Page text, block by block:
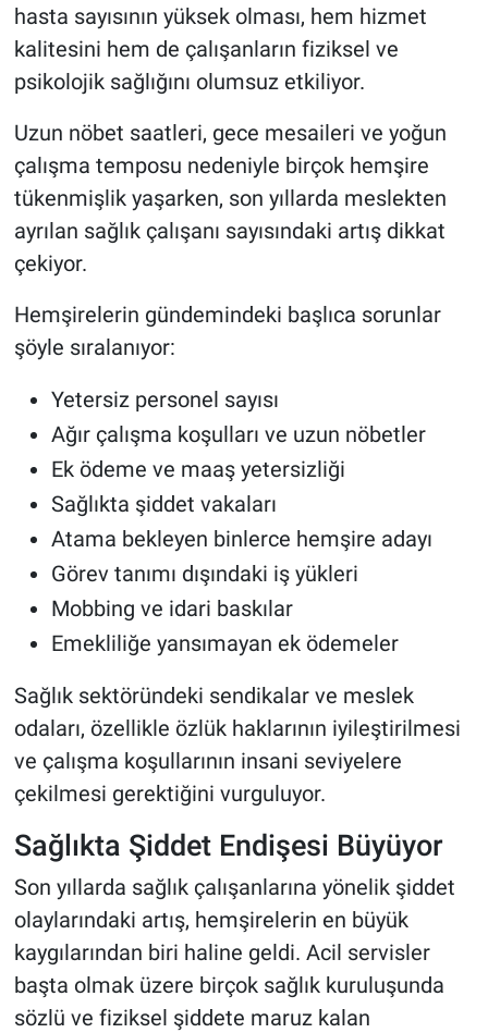
hasta sayısının yüksek olması, hem hizmet
kalitesini hem de çalışanların fiziksel ve
psikolojik sağlığını olumsuz etkiliyor.
Uzun nöbet saatleri, gece mesaileri ve yoğun
çalışma temposu nedeniyle birçok hemşire
tükenmişlik yaşarken, son yıllarda meslekten
ayrılan sağlık çalışanı sayısındaki artış dikkat
çekiyor.
Hemşirelerin gündemindeki başlıca sorunlar
şöyle sıralanıyor:
Yetersiz personel sayısı
Ağır çalışma koşulları ve uzun nöbetler
Ek ödeme ve maaş yetersizliği
Sağlıkta şiddet vakaları
Atama bekleyen binlerce hemşire adayı
Görev tanımı dışındaki iş yükleri
Mobbing ve idari baskılar
Emekliliğe yansımayan ek ödemeler
Sağlık sektöründeki sendikalar ve meslek
odaları, özellikle özlük haklarının iyileştirilmesi
ve çalışma koşullarının insani seviyelere
çekilmesi gerektiğini vurguluyor.
Sağlıkta Şiddet Endişesi Büyüyor
Son yıllarda sağlık çalışanlarına yönelik şiddet
olaylarındaki artış, hemşirelerin en büyük
kaygılarından biri haline geldi. Acil servisler
başta olmak üzere birçok sağlık kuruluşunda
sözlü ve fiziksel şiddete maruz kalan